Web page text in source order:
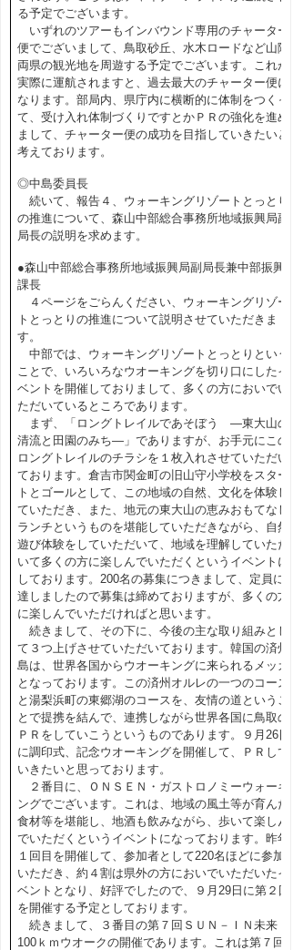
る予定でございます。
いずれのツアーもインバウンド専用のチャーター
便でございまして、鳥取砂丘、水木ロードなど山陰
両県の観光地を周遊する予定でございます。これが
実際に運航されますと、過去最大のチャーター便に
なります。部局内、県庁内に横断的に体制をつくっ
て、受け入れ体制づくりですとかＰＲの強化を進め
まして、チャーター便の成功を目指していきたいと
考えております。
◎中島委員長
続いて、報告４、ウォーキングリゾートとっとり
の推進について、森山中部総合事務所地域振興局副
局長の説明を求めます。
●森山中部総合事務所地域振興局副局長兼中部振興
課長
４ページをごらんください、ウォーキングリゾー
トとっとりの推進について説明させていただきま
す。
中部では、ウォーキングリゾートとっとりという
ことで、いろいろなウオーキングを切り口にしたイ
ベントを開催しておりまして、多くの方においでい
ただいているところであります。
まず、「ロングトレイルであそぼう ―東大山の
清流と田園のみち―」でありますが、お手元にこの
ロングトレイルのチラシを１枚入れさせていただい
ております。倉吉市関金町の旧山守小学校をスター
トとゴールとして、この地域の自然、文化を体験し
ていただき、また、地元の東大山の恵みおもてなし
ランチというものを堪能していただきながら、自然
遊び体験をしていただいて、地域を理解していただ
いて多くの方に楽しんでいただくというイベントに
しております。200名の募集につきまして、定員に
達しましたので募集は締めておりますが、多くの方
に楽しんでいただければと思います。
続きまして、その下に、今後の主な取り組みとし
て３つ上げさせていただいております。韓国の済州
島は、世界各国からウオーキングに来られるメッカ
となっております。この済州オルレの一つのコース
と湯梨浜町の東郷湖のコースを、友情の道というこ
とで提携を結んで、連携しながら世界各国に鳥取の
ＰＲをしていこうというものであります。９月26日
に調印式、記念ウオーキングを開催して、ＰＲして
いきたいと思っております。
２番目に、ＯＮＳＥＮ・ガストロノミーウォーキ
ングでございます。これは、地域の風土等が育んだ
食材等を堪能し、地酒も飲みながら、歩いて楽しん
でいただくというイベントになっております。昨年
１回目を開催して、参加者として220名ほどに参加
いただき、約４割は県外の方においでいただいたイ
ベントとなり、好評でしたので、９月29日に第２回
を開催する予定としております。
続きまして、３番目の第７回ＳＵＮ－ＩＮ未来
100ｋｍウオークの開催であります。これは第７回